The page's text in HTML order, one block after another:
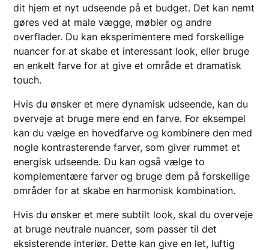
dit hjem et nyt udseende på et budget. Det kan nemt
gøres ved at male vægge, møbler og andre
overflader. Du kan eksperimentere med forskellige
nuancer for at skabe et interessant look, eller bruge
en enkelt farve for at give et område et dramatisk
touch.
Hvis du ønsker et mere dynamisk udseende, kan du
overveje at bruge mere end en farve. For eksempel
kan du vælge en hovedfarve og kombinere den med
nogle kontrasterende farver, som giver rummet et
energisk udseende. Du kan også vælge to
komplementære farver og bruge dem på forskellige
områder for at skabe en harmonisk kombination.
Hvis du ønsker et mere subtilt look, skal du overveje
at bruge neutrale nuancer, som passer til det
eksisterende interiør. Dette kan give en let, luftig